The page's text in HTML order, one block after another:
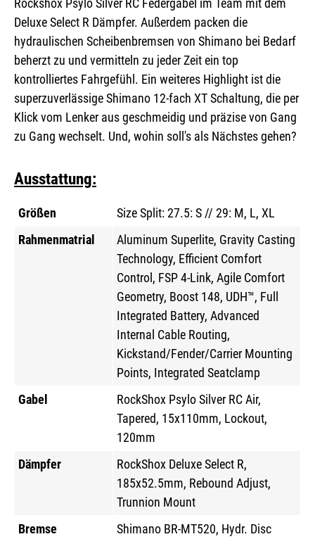
Rockshox Psylo Silver RC Federgabel im Team mit dem
Deluxe Select R Dämpfer. Außerdem packen die
hydraulischen Scheibenbremsen von Shimano bei Bedarf
beherzt zu und vermitteln zu jeder Zeit ein top
kontrolliertes Fahrgefühl. Ein weiteres Highlight ist die
superzuverlässige Shimano 12-fach XT Schaltung, die per
Klick vom Lenker aus geschmeidig und präzise von Gang
zu Gang wechselt. Und, wohin soll's als Nächstes gehen?
Ausstattung:
Größen
Size Split: 27.5: S // 29: M, L, XL
Rahmenmatrial
Aluminum Superlite, Gravity Casting
Technology, Efficient Comfort
Control, FSP 4-Link, Agile Comfort
Geometry, Boost 148, UDH™, Full
Integrated Battery, Advanced
Internal Cable Routing,
Kickstand/Fender/Carrier Mounting
Points, Integrated Seatclamp
Gabel
RockShox Psylo Silver RC Air,
Tapered, 15x110mm, Lockout,
120mm
Dämpfer
RockShox Deluxe Select R,
185x52.5mm, Rebound Adjust,
Trunnion Mount
Bremse
Shimano BR-MT520, Hydr. Disc